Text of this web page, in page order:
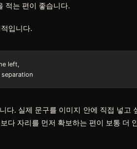
적는 편이 좋습니다.
입니다.
left,
headline-friendly composition, calm background, strong focal separation
다. 실제 문구를 이미지 안에 직접 넣고
다 자리를 먼저 확보하는 편이 보통 더